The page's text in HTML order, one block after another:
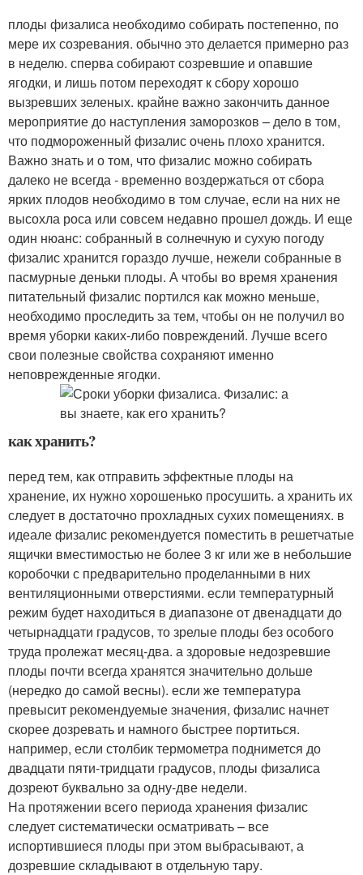
плоды физалиса необходимо собирать постепенно, по
мере их созревания. обычно это делается примерно раз
в неделю. сперва собирают созревшие и опавшие
ягодки, и лишь потом переходят к сбору хорошо
вызревших зеленых. крайне важно закончить данное
мероприятие до наступления заморозков – дело в том,
что подмороженный физалис очень плохо хранится.
Важно знать и о том, что физалис можно собирать
далеко не всегда - временно воздержаться от сбора
ярких плодов необходимо в том случае, если на них не
высохла роса или совсем недавно прошел дождь. И еще
один нюанс: собранный в солнечную и сухую погоду
физалис хранится гораздо лучше, нежели собранные в
пасмурные деньки плоды. А чтобы во время хранения
питательный физалис портился как можно меньше,
необходимо проследить за тем, чтобы он не получил во
время уборки каких-либо повреждений. Лучше всего
свои полезные свойства сохраняют именно
неповрежденные ягодки.
как хранить?
перед тем, как отправить эффектные плоды на
хранение, их нужно хорошенько просушить. а хранить их
следует в достаточно прохладных сухих помещениях. в
идеале физалис рекомендуется поместить в решетчатые
ящички вместимостью не более 3 кг или же в небольшие
коробочки с предварительно проделанными в них
вентиляционными отверстиями. если температурный
режим будет находиться в диапазоне от двенадцати до
четырнадцати градусов, то зрелые плоды без особого
труда пролежат месяц-два. а здоровые недозревшие
плоды почти всегда хранятся значительно дольше
(нередко до самой весны). если же температура
превысит рекомендуемые значения, физалис начнет
скорее дозревать и намного быстрее портиться.
например, если столбик термометра поднимется до
двадцати пяти-тридцати градусов, плоды физалиса
дозреют буквально за одну-две недели.
На протяжении всего периода хранения физалис
следует систематически осматривать – все
испортившиеся плоды при этом выбрасывают, а
дозревшие складывают в отдельную тару.